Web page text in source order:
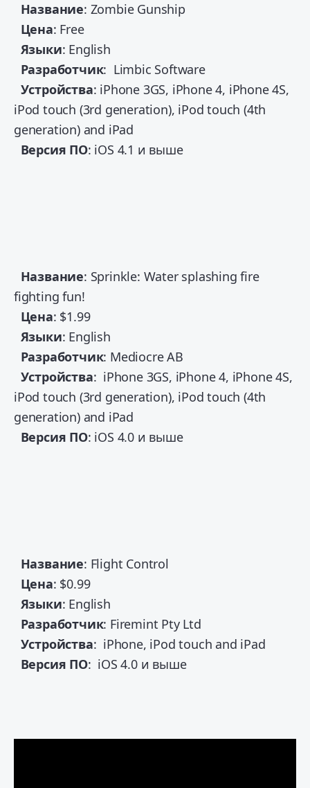
Название: Zombie Gunship
Цена: Free
Языки: English
Разработчик: Limbic Software
Устройства: iPhone 3GS, iPhone 4, iPhone 4S,
iPod touch (3rd generation), iPod touch (4th
generation) and iPad
Версия ПО: iOS 4.1 и выше
Название: Sprinkle: Water splashing fire
fighting fun!
Цена: $1.99
Языки: English
Разработчик: Mediocre AB
Устройства: iPhone 3GS, iPhone 4, iPhone 4S,
iPod touch (3rd generation), iPod touch (4th
generation) and iPad
Версия ПО: iOS 4.0 и выше
Название: Flight Control
Цена: $0.99
Языки: English
Разработчик: Firemint Pty Ltd
Устройства: iPhone, iPod touch and iPad
Версия ПО: iOS 4.0 и выше